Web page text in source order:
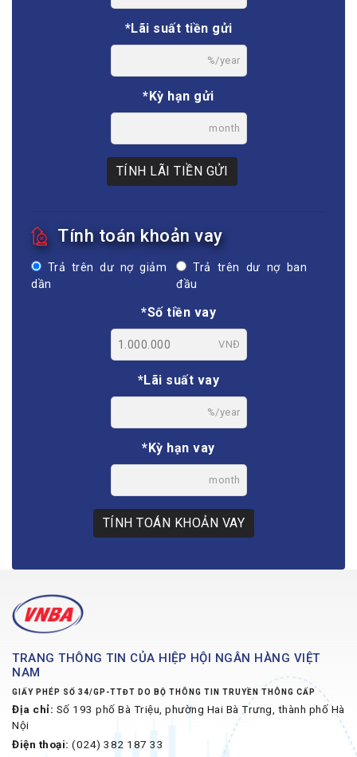
*Lãi suất tiền gửi
%/year
*Kỳ hạn gửi
month
TÍNH LÃI TIỀN GỬI
Tính toán khoản vay
Trả trên dư nợ giảm
dần
Trả trên dư nợ ban
đầu
*Số tiền vay
VNĐ
*Lãi suất vay
%/year
*Kỳ hạn vay
month
TÍNH TOÁN KHOẢN VAY
TRANG THÔNG TIN CỦA HIỆP HỘI NGÂN HÀNG VIỆT
NAM
GIẤY PHÉP SỐ 34/GP-TTĐT DO BỘ THÔNG TIN TRUYỀN THÔNG CẤP
Địa chỉ: Số 193 phố Bà Triệu, phường Hai Bà Trưng, thành phố Hà
Nội
Điện thoại: (024) 382 187 33